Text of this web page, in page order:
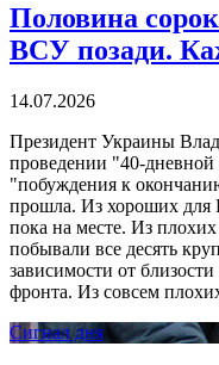
Половина
ВСУ позади.
14.07.2026
Президент Украины
проведении "40-
"побуждения к
прошла. Из хороших для
пока на месте. Из
побывали все десять
зависимости от
фронта. Из совсем
Сигнал дня